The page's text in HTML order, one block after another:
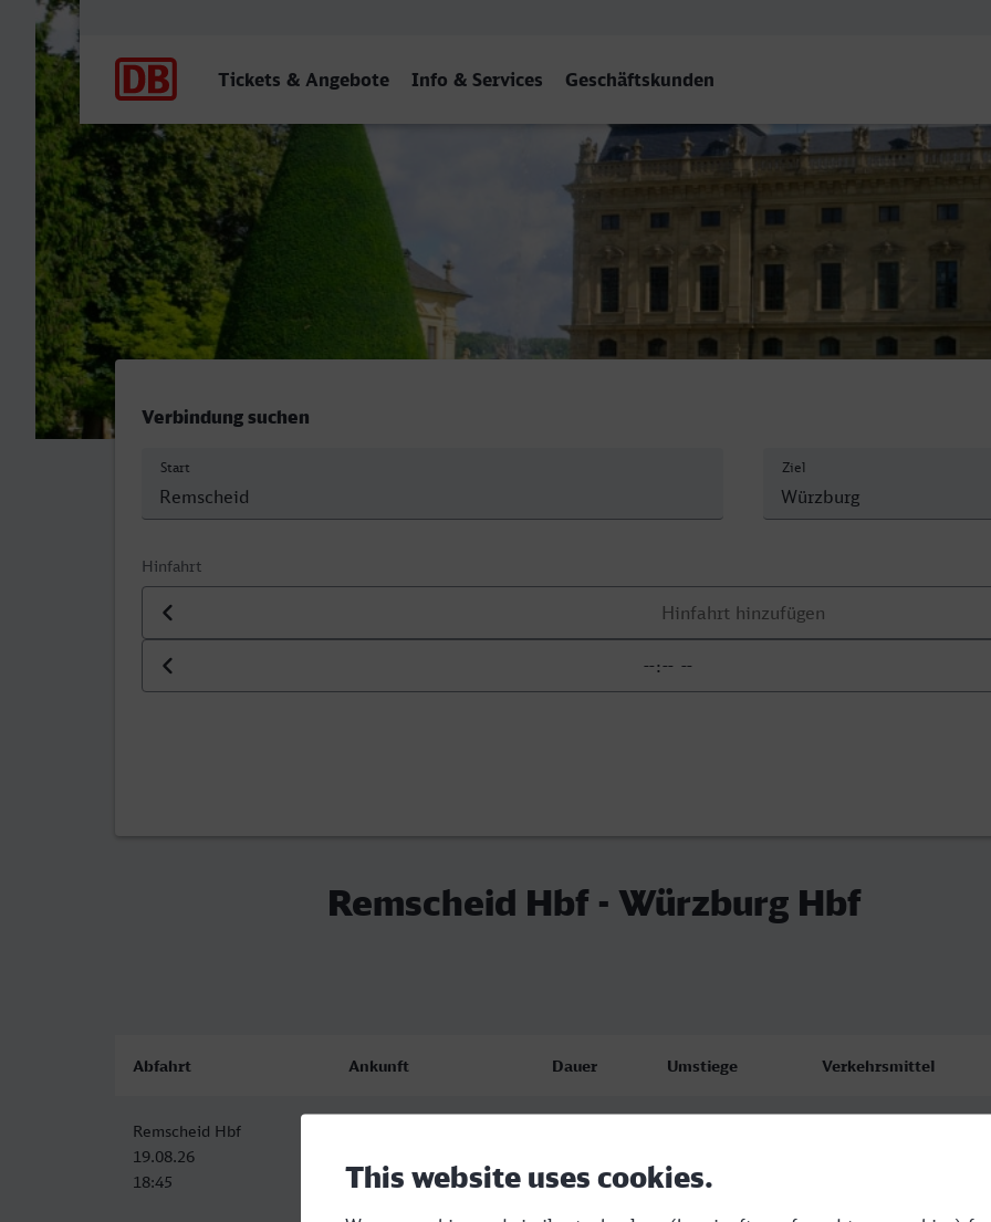
Tickets & Angebote Info & Services Geschäftskunden
Remscheid Hbf - Würzburg Hbf
Verbindung suchen
Start Ziel
Hinfahrt
Datum der Hinfahrt
Uhrzeit der Hinfahrt
Remscheid Hbf - Würzburg Hbf
Abfahrt Ankunft Dauer Umstiege Verkehrsmittel
Remscheid Hbf
19.08.26
18:45
22:02